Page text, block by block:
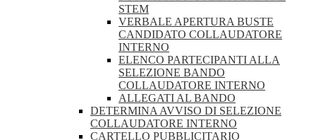
STEM
VERBALE APERTURA BUSTE
CANDIDATO COLLAUDATORE
INTERNO
ELENCO PARTECIPANTI ALLA
SELEZIONE BANDO
COLLAUDATORE INTERNO
ALLEGATI AL BANDO
DETERMINA AVVISO DI SELEZIONE
COLLAUDATORE INTERNO
CARTELLO PUBBLICITARIO